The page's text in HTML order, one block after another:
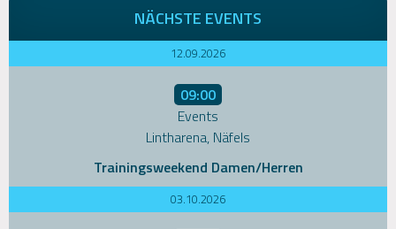
NÄCHSTE EVENTS
12.09.2026
09:00
Events
Lintharena, Näfels
Trainingsweekend Damen/Herren
03.10.2026